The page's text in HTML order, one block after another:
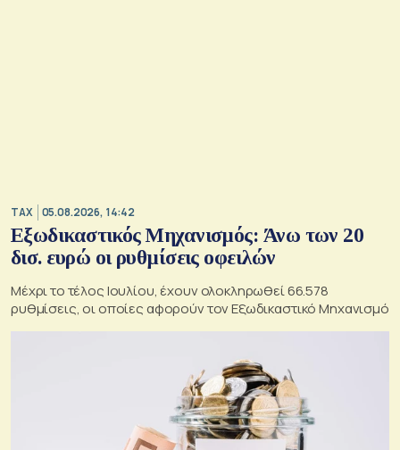
TAX 05.08.2026, 14:42
Εξωδικαστικός Μηχανισμός: Άνω των 20
δισ. ευρώ οι ρυθμίσεις οφειλών
Μέχρι το τέλος Ιουλίου, έχουν ολοκληρωθεί 66.578
ρυθμίσεις, οι οποίες αφορούν τον Εξωδικαστικό Μηχανισμό